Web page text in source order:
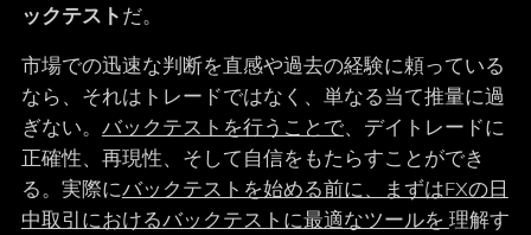
ックテストだ。
市場での迅速な判断を直感や過去の経験に頼っている
なら、それはトレードではなく、単なる当て推量に過
ぎない。 バックテストを行うことで、デイトレードに
正確性、再現性、そして自信をもたらすことができ
る。実際にバックテストを始める前に、まずはFXの日
中取引におけるバックテストに最適なツールを 理解す